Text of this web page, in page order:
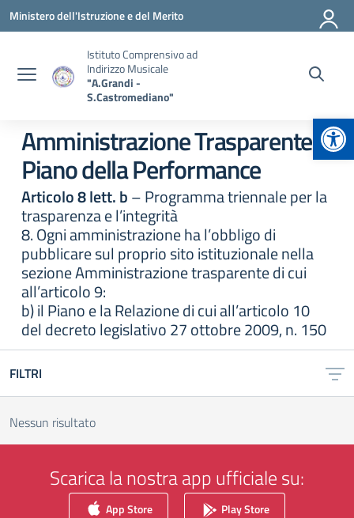
Vai ai contenuti
Vai al menu di navigazione
Vai al footer
Ministero dell'Istruzione e del Merito
Istituto Comprensivo ad
Indirizzo Musicale
"A.Grandi -
S.Castromediano"
Amministrazione Trasparente:
Piano della Performance
Articolo 8 lett. b– Programma triennale per la
trasparenza e l’integrità
8. Ogni amministrazione ha l’obbligo di
pubblicare sul proprio sito istituzionale nella
sezione Amministrazione trasparente di cui
all’articolo 9:
b) il Piano e la Relazione di cui all’articolo 10
del decreto legislativo 27 ottobre 2009, n. 150
FILTRI
Nessun risultato
Scarica la nostra app ufficiale su:
App Store Play Store